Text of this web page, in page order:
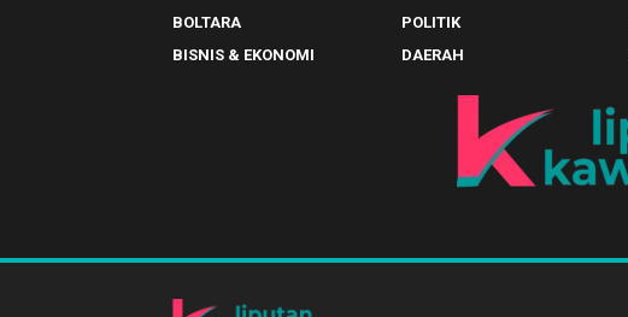
BOLTARA
POLITIK
BISNIS & EKONOMI
DAERAH